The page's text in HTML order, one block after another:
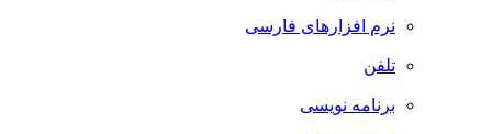
نرم افزارهای فارسی
تلفن
برنامه نویسی